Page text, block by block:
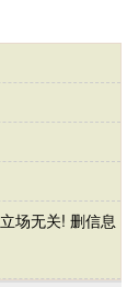
场无关! 删信息